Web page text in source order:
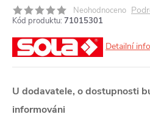
Neohodnoceno
Kód produktu: 71015301
Detailní
U dodavatele, o dostupnosti
informováni